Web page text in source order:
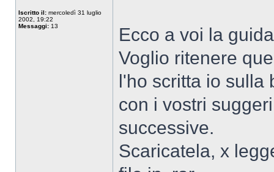
Iscritto il: mercoledì 31 luglio
2002, 19:22
Messaggi: 13
Ecco a voi la
Voglio ritenere
l'ho scritta io sulla
con i vostri
successive.
Scaricatela, x